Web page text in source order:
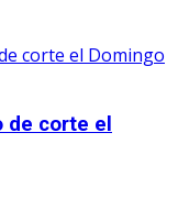
de corte el